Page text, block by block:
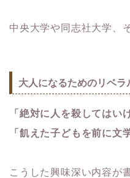
中央大学や同志社大学、
大人になるためのリベラ
「絶対に人を殺してはい
「飢えた子どもを前に文
こうした興味深い内容が